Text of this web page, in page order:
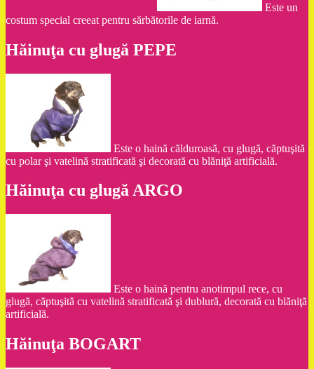
Este un
costum special creeat pentru sărbătorile de iarnă.
Hăinuţa cu glugă PEPE
Este o haină călduroasă, cu glugă, căptuşită
cu polar şi vatelină stratificată şi decorată cu blăniţă artificială.
Hăinuţa cu glugă ARGO
Este o haină pentru anotimpul rece, cu
glugă, căptuşită cu vatelină stratificată şi dublură, decorată cu blăniţă
artificială.
Hăinuţa BOGART